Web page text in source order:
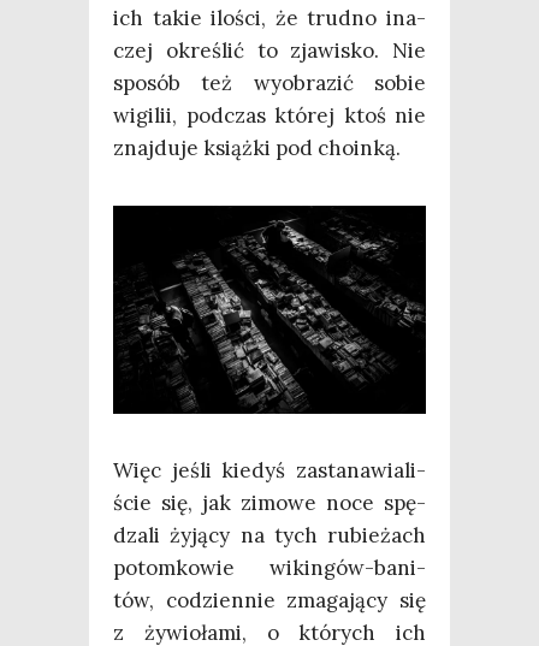
ich takie ilo­ści, że trud­no ina­
czej okre­ślić to zja­wi­sko. Nie
spo­sób też wyobra­zić sobie
wigi­lii, pod­czas któ­rej ktoś nie
znaj­du­je książ­ki pod choinką.
Więc jeśli kie­dyś zasta­na­wia­li­
ście się, jak zimo­we noce spę­
dza­li żyją­cy na tych rubie­żach
potom­ko­wie wikin­gów-bani­
tów, codzien­nie zma­ga­ją­cy się
z żywio­ła­mi, o któ­rych ich